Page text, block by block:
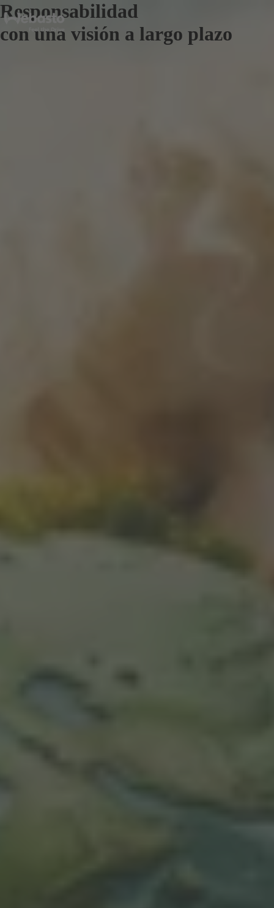
Responsabilidad
con una visión a largo plazo